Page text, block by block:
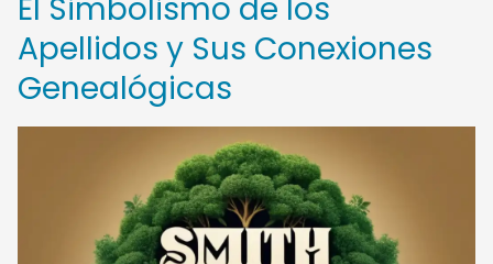
El Simbolismo de los
Apellidos y Sus Conexiones
Genealógicas